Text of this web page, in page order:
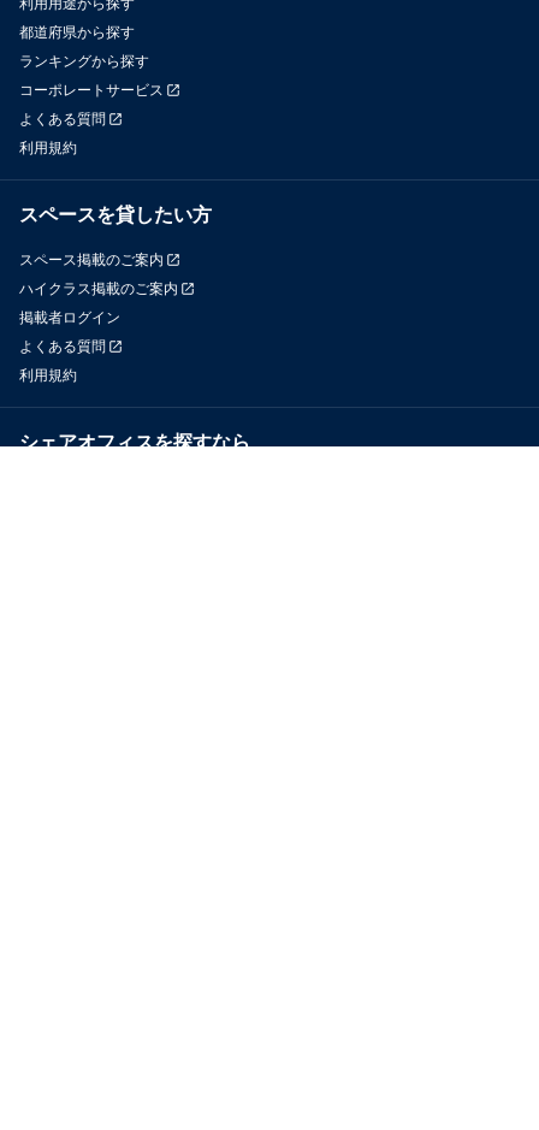
都道府県から探す
ランキングから探す
コーポレートサービス
よくある質問
利用規約
スペースを貸したい方
スペース掲載のご案内
ハイクラス掲載のご案内
掲載者ログイン
よくある質問
利用規約
シェアオフィスを探すなら